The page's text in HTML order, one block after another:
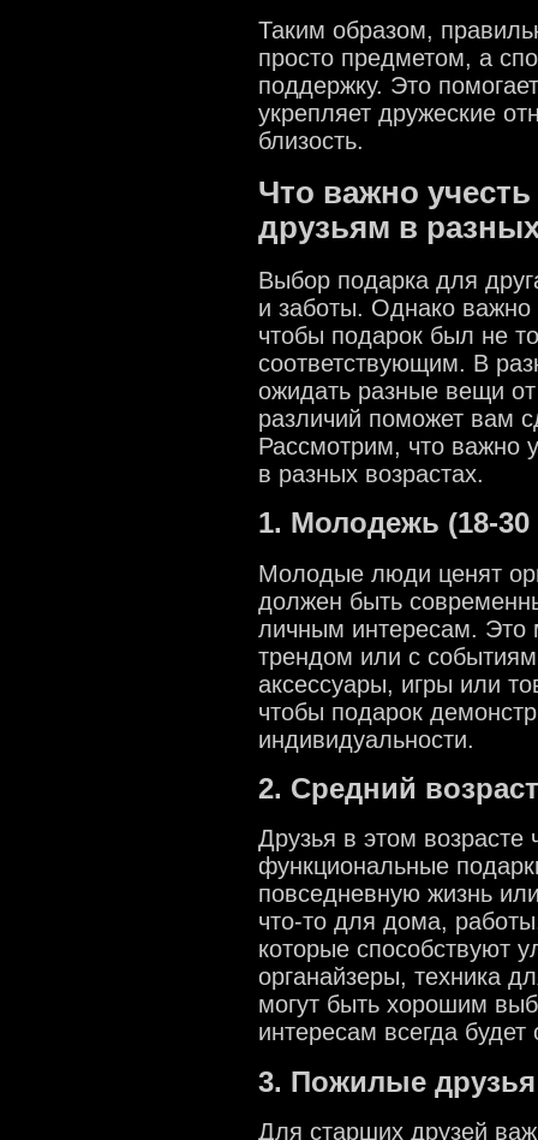
Таким образом,
просто предметом, а
поддержку. Это
укрепляет дружеские
близость.
Что важно
друзьям в
Выбор подарка для
и заботы. Однако важно
чтобы подарок был не
соответствующим. В
ожидать разные вещи
различий поможет вам
Рассмотрим, что важно
в разных возрастах.
1. Молодежь (18-30
Молодые люди ценят
должен быть
личным интересам. Это
трендом или с
аксессуары, игры или
чтобы подарок
индивидуальности.
2. Средний
Друзья в этом возрасте
функциональные
повседневную жизнь
что-то для дома,
которые способствуют
органайзеры, техника
могут быть хорошим
интересам всегда будет
3. Пожилые друзья
Для старших друзей